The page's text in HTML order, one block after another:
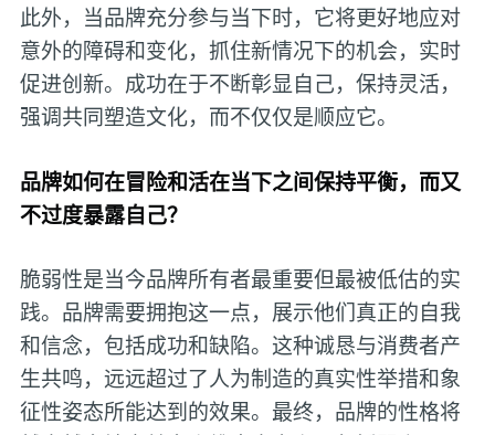
此外，当品牌充分参与当下时，它将更好地应对
意外的障碍和变化，抓住新情况下的机会，实时
促进创新。成功在于不断彰显自己，保持灵活，
强调共同塑造文化，而不仅仅是顺应它。
品牌如何在冒险和活在当下之间保持平衡，而又
不过度暴露自己？
脆弱性是当今品牌所有者最重要但最被低估的实
践。品牌需要拥抱这一点，展示他们真正的自我
和信念，包括成功和缺陷。这种诚恳与消费者产
生共鸣，远远超过了人为制造的真实性举措和象
征性姿态所能达到的效果。最终，品牌的性格将